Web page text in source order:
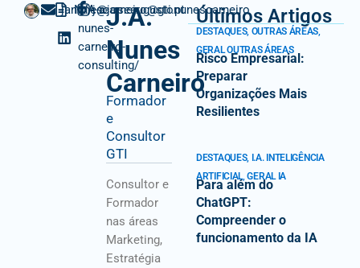
janunescarneiro@gti.pt
N/A
in/j-a-
nunes-
carneiro-
consulting/
@joseaugustonunescarneiro
J.A.
Nunes
Carneiro
Formador
e
Consultor
GTI
Consultor e
Formador
nas áreas
Marketing,
Estratégia
Últimos Artigos
DESTAQUES, OUTRAS ÁREAS,
GERAL OUTRAS ÁREAS
Risco Empresarial:
Preparar
Organizações Mais
Resilientes
DESTAQUES, I.A. INTELIGÊNCIA
ARTIFICIAL,GERAL IA
Para além do
ChatGPT:
Compreender o
funcionamento da IA